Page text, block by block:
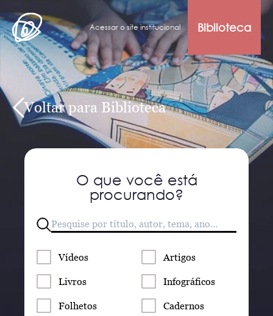
Acessar o site institucional Biblioteca
Voltar para Biblioteca
O que você está
procurando?
Vídeos Artigos
Livros Infográficos
Folhetos Cadernos